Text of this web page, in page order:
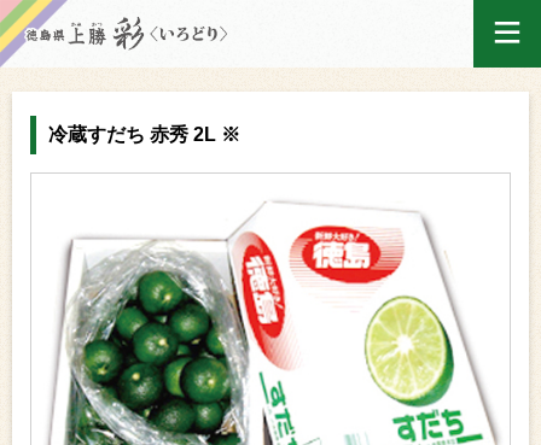
買い物かご
ご注文履歴
冷蔵すだち 赤秀 2L ※